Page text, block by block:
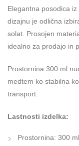
Elegantna posodica
dizajnu je odlična
solat. Prosojen
idealno za prodajo in
Prostornina 300 ml
medtem ko stabilna
transport.
Lastnosti izdelka:
Prostornina: 300 ml